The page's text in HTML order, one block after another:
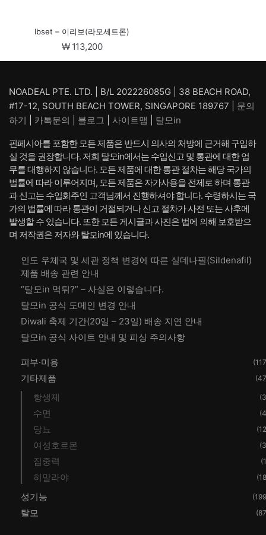
Ibset – 이리보(라모세트론)
₩113,200
NOADEAL PTE. LTD. | B/L 202226085G | 38 BEACH ROAD,
#17-12, SOUTH BEACH TOWER, SINGAPORE 189767 | 문의
하기
카톡문의 블로그 사이트맵 탈모in
핀페시아를 포함한 모든 제품은 반드시 의사의 처방에 근거해 구입하
실 것을 권장합니다. 저희 탈모in에서는 수입신고 및 통관에 대한 업
무를 대행하지 않습니다. 모든 제품에 대한 통관 절차는 해당 국가의
법률에 따라 이루어지며, 모든 제품은 자가사용을 전제로 하며 통관
과 신고는 수입화주인 고객님께서 진행하셔야 합니다. 수령하시는 국
가의 법률에 따라 통관이 거절되거나 신고 절차가 사전 또는 사후에
발생할 수 있습니다. 또한 모든 게시글과 사진은 법에 의해 보호받으
며 저작권은 저자와 탈모in에 있습니다.
인도 우체국 및 세관 정책 변경에 따른 실데나필(Sildenafil)
제품 배송 관련 안내
“탈모in 먹튀?” – 사실은 이렇습니다.
탈모in 공식 도메인 변경 안내
Diwali 축제 기간(20일 – 23일) 배송 지연 안내
탈모in 공식 사이트 안내 및 피싱 주의사항
피부·미용
기타제품
항생제
수면
당뇨
여성호르몬
집중력
히말라야
성기능
탈모